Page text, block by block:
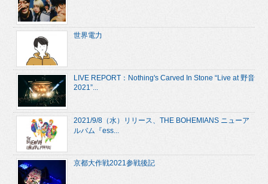
世界電力
LIVE REPORT：Nothing's Carved In Stone “Live at 野音
2021”...
2021/9/8（水）リリース、THE BOHEMIANS ニューア
ルバム『ess...
京都大作戦2021参戦後記